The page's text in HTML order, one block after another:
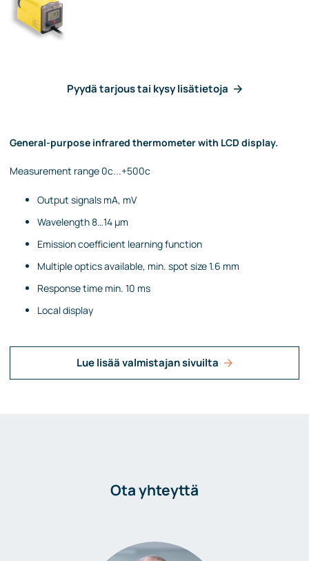
Pyydä tarjous tai kysy lisätietoja
General-purpose infrared thermometer with LCD display.
Measurement range 0c...+500c
Output signals mA, mV
Wavelength 8…14 µm
Emission coefficient learning function
Multiple optics available, min. spot size 1.6 mm
Response time min. 10 ms
Local display
Lue lisää valmistajan sivuilta
Ota yhteyttä